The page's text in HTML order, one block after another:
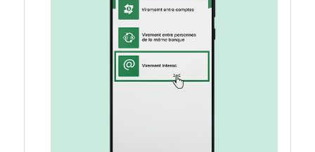
initier votre transfert d'argent sécurisé via le
service de virement Interac.